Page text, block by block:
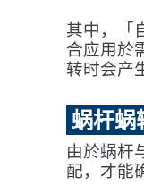
其中，「
合应用於
转时会产
蜗杆蜗
由於蜗杆
配，才能